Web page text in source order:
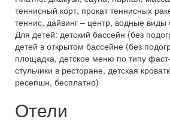
теннисный корт, прокат теннисных
теннис, дайвинг – центр, водные виды
Для детей: детский бассейн (без
детей в открытом бассейне (без
площадка, детское меню по типу
стульчики в ресторане, детская
ресепшн, бесплатно)
Отели